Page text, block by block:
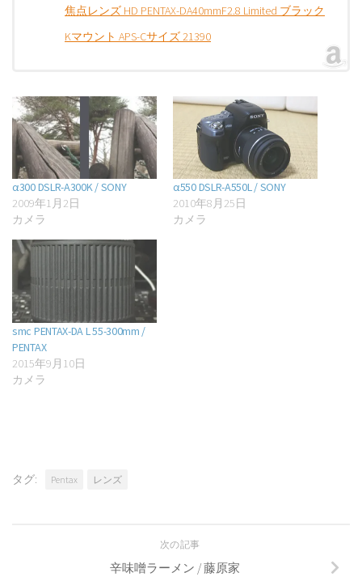
焦点レンズ HD PENTAX-DA40mmF2.8 Limited ブラック
Kマウント APS-Cサイズ 21390
α300 DSLR-A300K / SONY
2009年1月2日
カメラ
α550 DSLR-A550L / SONY
2010年8月25日
カメラ
smc PENTAX-DA L 55-300mm /
PENTAX
2015年9月10日
カメラ
タグ: Pentax レンズ
次の記事
辛味噌ラーメン / 藤原家